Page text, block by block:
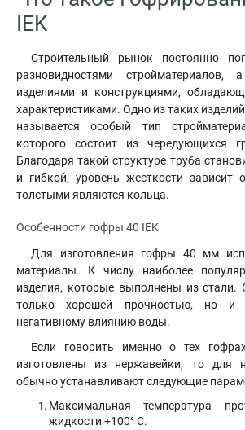
IEK
Строительный рынок постоянно
разновидностями
изделиями и конструкциями,
характеристиками. Одно из таких
называется особый тип
которого состоит из чередующихся
Благодаря такой структуре труба
и гибкой, уровень жесткости зависит
толстыми являются кольца.
Особенности гофры 40 IEK
Для изготовления гофры 40 мм
материалы. К числу наиболее
изделия, которые выполнены из стали.
только хорошей прочностью, но и
негативному влиянию воды.
Если говорить именно о тех
изготовлены из нержавейки, то для
обычно устанавливают следующие
Максимальная температура
жидкости +100° С.